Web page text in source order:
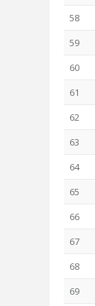
58
59
60
61
62
63
64
65
66
67
68
69